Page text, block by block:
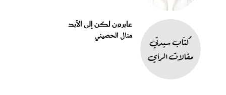
عابرون لكن إلى الأبد
منال الحصيني